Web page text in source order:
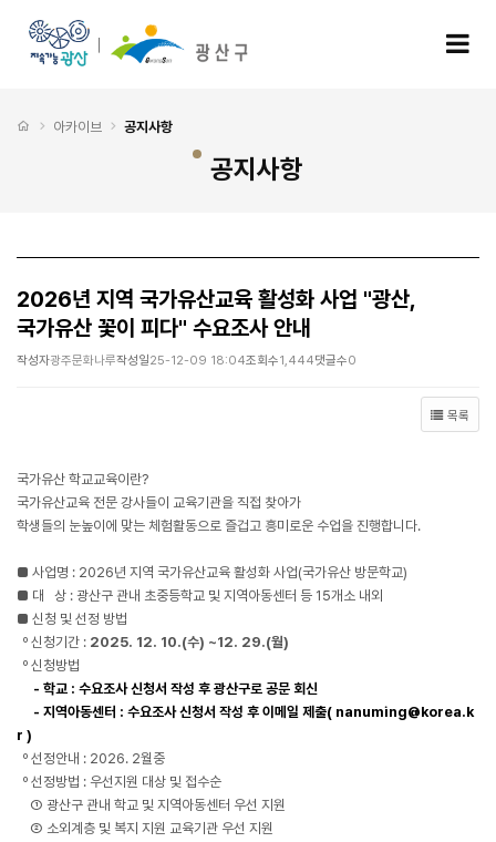
처음으로
아카이브 공지사항
공지사항
2026년 지역 국가유산교육 활성화 사업 "광산,
국가유산 꽃이 피다" 수요조사 안내
작성자광주문화나루작성일25-12-09 18:04조회수1,444댓글수0
목록
국가유산 학교교육이란?
국가유산교육 전문 강사들이 교육기관을 직접 찾아가
학생들의 눈높이에 맞는 체험활동으로 즐겁고 흥미로운 수업을 진행합니다.
■ 사업명 : 2026년 지역 국가유산교육 활성화 사업(국가유산 방문학교)
■ 대 상 : 광산구 관내 초중등학교 및 지역아동센터 등 15개소 내외
■ 신청 및 선정 방법
º 신청기간 : 2025. 12. 10.(수) ~12. 29.(월)
º 신청방법
- 학교 : 수요조사 신청서 작성 후 광산구로 공문 회신
- 지역아동센터 : 수요조사 신청서 작성 후 이메일 제출( nanuming@korea.k
r )
º 선정안내 : 2026. 2월중
º 선정방법 : 우선지원 대상 및 접수순
① 광산구 관내 학교 및 지역아동센터 우선 지원
② 소외계층 및 복지 지원 교육기관 우선 지원